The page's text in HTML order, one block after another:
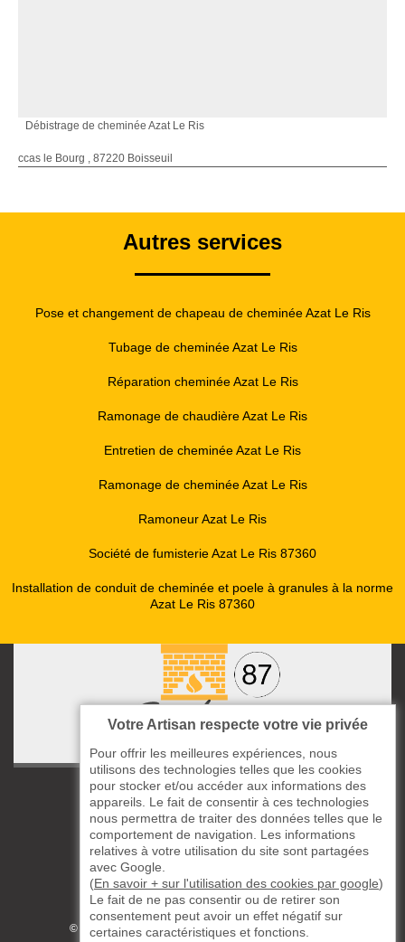
Débistrage de cheminée Azat Le Ris
ccas le Bourg , 87220 Boisseuil
Autres services
Pose et changement de chapeau de cheminée Azat Le Ris
Tubage de cheminée Azat Le Ris
Réparation cheminée Azat Le Ris
Ramonage de chaudière Azat Le Ris
Entretien de cheminée Azat Le Ris
Ramonage de cheminée Azat Le Ris
Ramoneur Azat Le Ris
Société de fumisterie Azat Le Ris 87360
Installation de conduit de cheminée et poele à granules à la norme
Azat Le Ris 87360
ccas le Bourg
87220 Boisseuil
05 33 06 14 49
06 37 57 44 80
Siret : 823732649
©2019 - 2026 TOUS DROITS RÉSERVÉS
Votre Artisan respecte votre vie privée
Pour offrir les meilleures expériences, nous
utilisons des technologies telles que les cookies
pour stocker et/ou accéder aux informations des
appareils. Le fait de consentir à ces technologies
nous permettra de traiter des données telles que le
comportement de navigation. Les informations
relatives à votre utilisation du site sont partagées
avec Google.
(En savoir + sur l'utilisation des cookies par google)
Le fait de ne pas consentir ou de retirer son
consentement peut avoir un effet négatif sur
certaines caractéristiques et fonctions.